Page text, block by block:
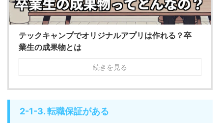
テックキャンプでオリジナルアプリは作れる？卒
業生の成果物とは
続きを見る
2-1-3. 転職保証がある